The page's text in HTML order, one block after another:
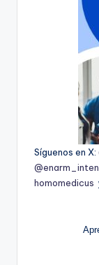
Síguenos en X:
homomedicus